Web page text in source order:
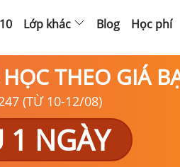
Lớp khác Blog Học phí
THEO GIÁ
(TỪ 10-12/08)
1 NGÀY